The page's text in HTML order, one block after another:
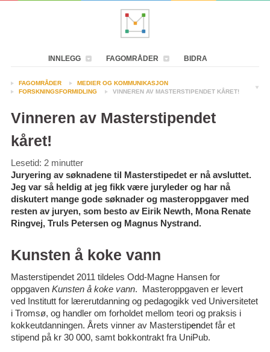
INNLEGG FAGOMRÅDER BIDRA
FAGOMRÅDER
MEDIER OG KOMMUNIKASJON
FORSKNINGSFORMIDLING
VINNEREN AV MASTERSTIPENDET KÅRET!
Vinneren av Masterstipendet
kåret!
Lesetid: 2 minutter
Juryering av søknadene til Masterstipedet er nå avsluttet.
Jeg var så heldig at jeg fikk være juryleder og har nå
diskutert mange gode søknader og masteroppgaver med
resten av juryen, som besto av Eirik Newth, Mona Renate
Ringvej, Truls Petersen og Magnus Nystrand.
Kunsten å koke vann
Masterstipendet 2011 tildeles Odd-Magne Hansen for
oppgaven Kunsten å koke vann. Masteroppgaven er levert
ved Institutt for lærerutdanning og pedagogikk ved Universitetet
i Tromsø, og handler om forholdet mellom teori og praksis i
kokkeutdanningen. Årets vinner av Masterstipendet får et
stipend på kr 30 000, samt bokkontrakt fra UniPub.